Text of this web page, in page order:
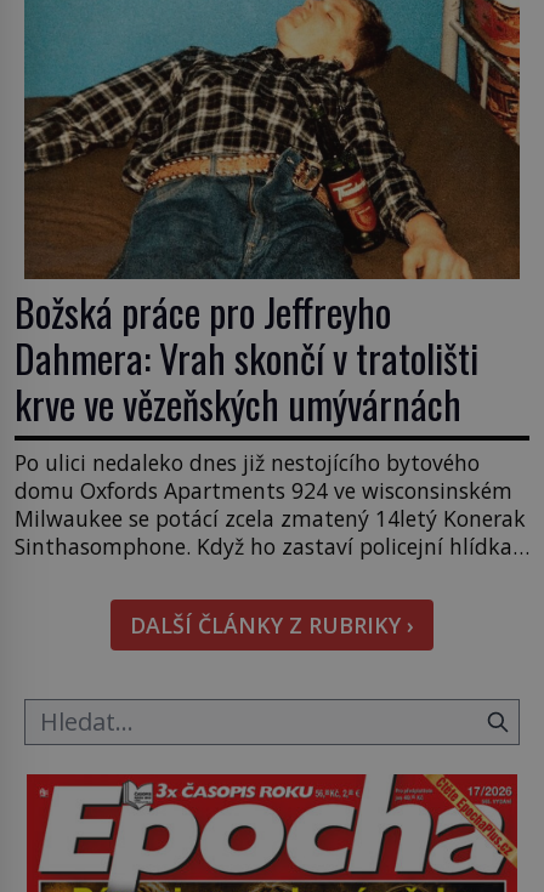
Božská práce pro Jeffreyho
Dahmera: Vrah skončí v tratolišti
krve ve vězeňských umývárnách
Po ulici nedaleko dnes již nestojícího bytového
domu Oxfords Apartments 924 ve wisconsinském
Milwaukee se potácí zcela zmatený 14letý Konerak
Sinthasomphone. Když ho zastaví policejní hlídka,
Strážníci ho dopraví zpět do udaného bytu. Oním
„kamarádem“ je ovšem jeden z nejslavnějších
vrahů, Jeffrey Dahmer (1960–1994). Je 27. května
DALŠÍ ČLÁNKY Z RUBRIKY ›